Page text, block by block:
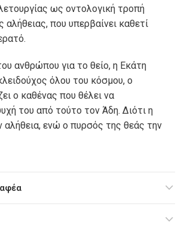
ως οντολογική τροπή
αλήθειας, που υπερβαίνει καθετί
ανθρώπου για το θείο, η Εκάτη
όλου του κόσμου, ο
ο καθένας που θέλει να
του από τούτο τον Άδη. Διότι η
αλήθεια, ενώ ο πυρσός της θεάς την